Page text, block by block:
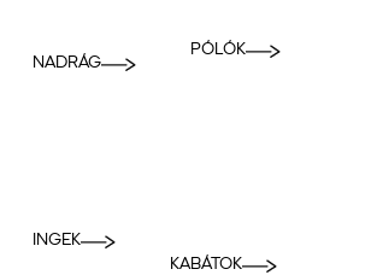
NADRÁG
PÓLÓK
INGEK
KABÁTOK